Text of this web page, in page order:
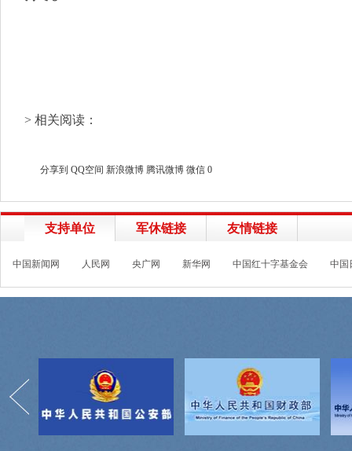
> 相关阅读：
分享到 QQ空间 新浪微博 腾讯微博 微信 0
支持单位 军休链接 友情链接
中国新闻网 人民网 央广网 新华网 中国红十字基金会 中国